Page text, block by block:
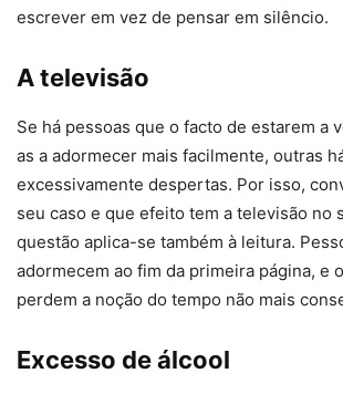
escrever em vez de pensar em silêncio.
A televisão
Se há pessoas que o facto de estarem a
as a adormecer mais facilmente, outras
excessivamente despertas. Por isso,
seu caso e que efeito tem a televisão no
questão aplica-se também à leitura.
adormecem ao fim da primeira página, e
perdem a noção do tempo não mais
Excesso de álcool